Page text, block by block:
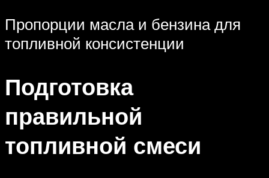
Пропорции масла и бензина для
топливной консистенции
Подготовка
правильной
топливной смеси